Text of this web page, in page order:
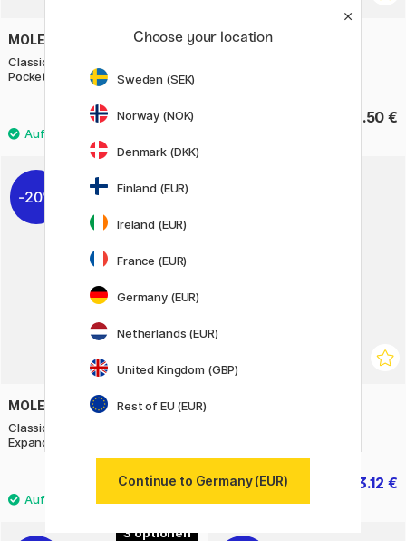
MOLESKINE
Classic Soft Cover Notebook
Pocket Black
22.90 €
RHODIA
30.50 €
20%
MOLESKINE
Classic Soft Cover Notebook
Expanded Black
31.60 €
39.50 € 23.12 €
3
Choose your location
Sweden (SEK)
Norway (NOK)
Denmark (DKK)
Finland (EUR)
Ireland (EUR)
France (EUR)
Germany (EUR)
Netherlands (EUR)
United Kingdom (GBP)
Rest of EU (EUR)
Continue to Germany (EUR)